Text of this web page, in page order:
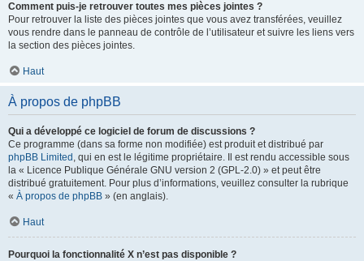
Comment puis-je retrouver toutes mes pièces jointes ?
Pour retrouver la liste des pièces jointes que vous avez transférées, veuillez
vous rendre dans le panneau de contrôle de l’utilisateur et suivre les liens vers
la section des pièces jointes.
Haut
À propos de phpBB
Qui a développé ce logiciel de forum de discussions ?
Ce programme (dans sa forme non modifiée) est produit et distribué par
phpBB Limited , qui en est le légitime propriétaire. Il est rendu accessible sous
la « Licence Publique Générale GNU version 2 (GPL-2.0) » et peut être
distribué gratuitement. Pour plus d’informations, veuillez consulter la rubrique
« À propos de phpBB » (en anglais).
Haut
Pourquoi la fonctionnalité X n’est pas disponible ?